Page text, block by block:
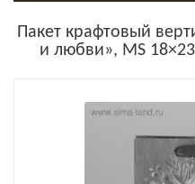
Пакет крафтовый
и любви», MS